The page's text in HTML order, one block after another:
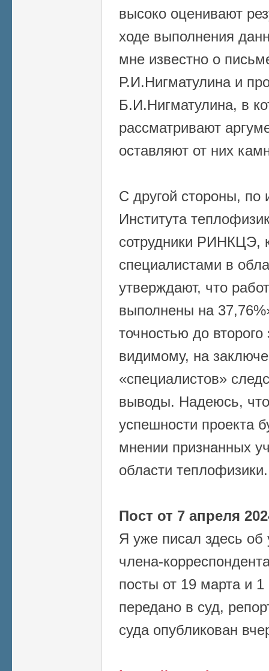
высоко оценивают
ходе выполнения
мне известно о
Р.И.Нигматулина и
Б.И.Нигматулина, в
рассматривают
оставляют от них
С другой стороны,
Института
сотрудники РИНКЦЭ,
специалистами в
утверждают, что
выполнены на
точностью до
видимому, на
«специалистов»
выводы. Надеюсь,
успешности проекта
мнении признанных
области теплофизики.
Пост от 7 апреля
Я уже писал здесь об
члена-
посты от 19 марта и
передано в суд,
суда опубликован